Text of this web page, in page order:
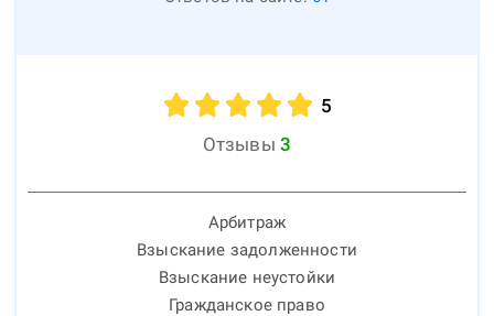
5
Отзывы 3
Арбитраж
Взыскание задолженности
Взыскание неустойки
Гражданское право